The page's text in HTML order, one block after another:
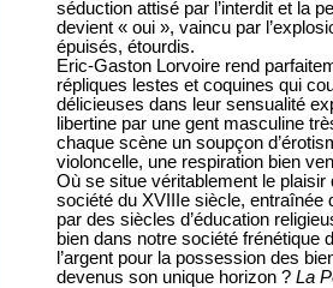
séduction attisé par l’interdit et la
devient « oui », vaincu par
épuisés, étourdis.
Eric-Gaston Lorvoire rend
répliques lestes et coquines qui
délicieuses dans leur sensualité
libertine par une gent masculine
chaque scène un soupçon
violoncelle, une respiration bien
Où se situe véritablement le
société du XVIIIe siècle, entraînée
par des siècles d’éducation
bien dans notre société frénétique
l’argent pour la possession des
devenus son unique horizon ? La